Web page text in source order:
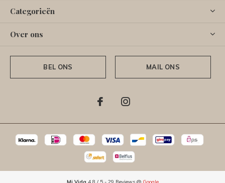
Categorieën
Over ons
BEL ONS MAIL ONS
Mi Vida 4.8 / 5- 29 Reviews @ Google